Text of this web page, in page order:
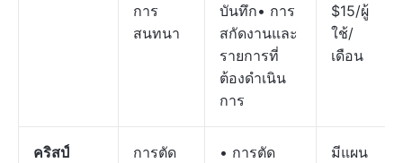
การ
สนทนา
บันทึก• การ
สกัดงานและ
รายการที่
ต้องดำเนิน
การ
$15/ผู้
ใช้/
เดือน
คริสป์
การตัด
• การตัด
มีแผน